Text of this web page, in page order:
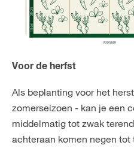
Voor de herfst
Als beplanting voor het
zomerseizoen - kan je een
middelmatig tot zwak
achteraan komen negen